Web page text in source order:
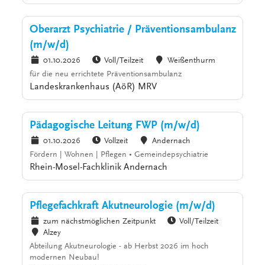
Oberarzt Psychiatrie / Präventionsambulanz
(m/w/d)
01.10.2026 Voll/Teilzeit
Weißenthurm
für die neu errichtete Präventionsambulanz
Landeskrankenhaus (AöR) MRV
Pädagogische Leitung FWP (m/w/d)
01.10.2026 Vollzeit
Andernach
Fördern | Wohnen | Pflegen • Gemeindepsychiatrie
Rhein-Mosel-Fachklinik Andernach
Pflegefachkraft Akutneurologie (m/w/d)
zum nächstmöglichen Zeitpunkt
Voll/Teilzeit
Alzey
Abteilung Akutneurologie - ab Herbst 2026 im hoch
modernen Neubau!